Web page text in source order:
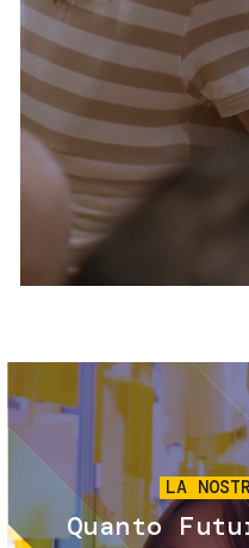
Servizi e
Contatti
FAQ
LA
Quanto